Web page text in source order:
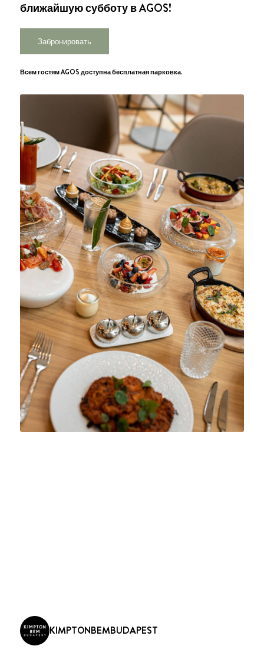
ближайшую субботу в AGOS!
Забронировать
Всем гостям AGOS доступна бесплатная парковка.
KIMPTONBEMBUDAPEST